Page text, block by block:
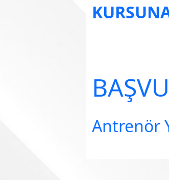
Antrenör